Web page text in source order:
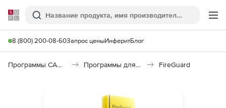
Softline
Поиск
8 (800) 200-08-60Запрос ценыИнферитБлог
Программы САПР и ГИС Программы для пожарной безопасности FireGuard